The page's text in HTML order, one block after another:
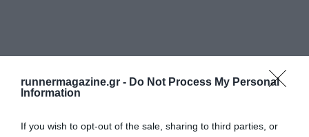
runnermagazine.gr - Do Not Process My Personal
Information
If you wish to opt-out of the sale, sharing to third parties, or